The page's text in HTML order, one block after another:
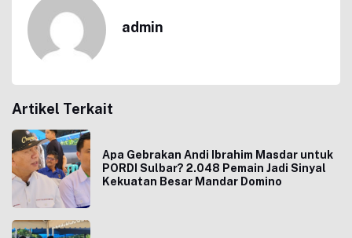
admin
Artikel Terkait
Apa Gebrakan Andi Ibrahim Masdar untuk
PORDI Sulbar? 2.048 Pemain Jadi Sinyal
Kekuatan Besar Mandar Domino